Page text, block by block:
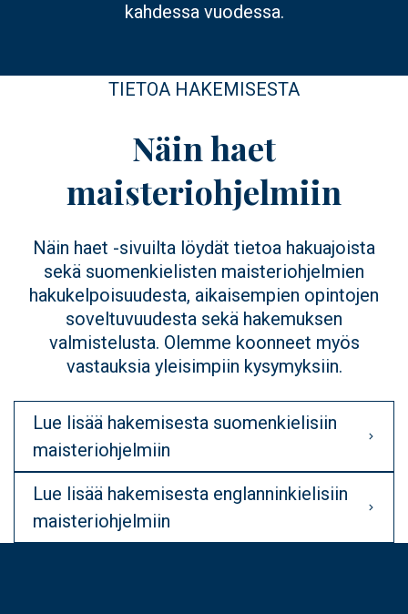
kahdessa vuodessa.
TIETOA HAKEMISESTA
Näin haet
maisteriohjelmiin
Näin haet -sivuilta löydät tietoa hakuajoista
sekä suomenkielisten maisteriohjelmien
hakukelpoisuudesta, aikaisempien opintojen
soveltuvuudesta sekä hakemuksen
valmistelusta. Olemme koonneet myös
vastauksia yleisimpiin kysymyksiin.
Lue lisää hakemisesta suomenkielisiin
maisteriohjelmiin
Lue lisää hakemisesta englanninkielisiin
maisteriohjelmiin